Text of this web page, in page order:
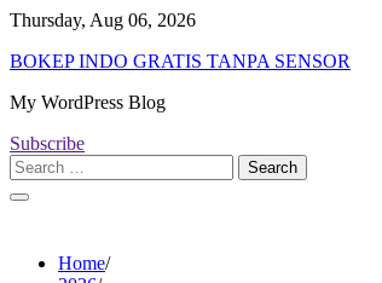
Skip
content
Thursday, Aug 06, 2026
BOKEP INDO GRATIS TANPA SENSOR
My WordPress Blog
Subscribe
Search
for:
Home